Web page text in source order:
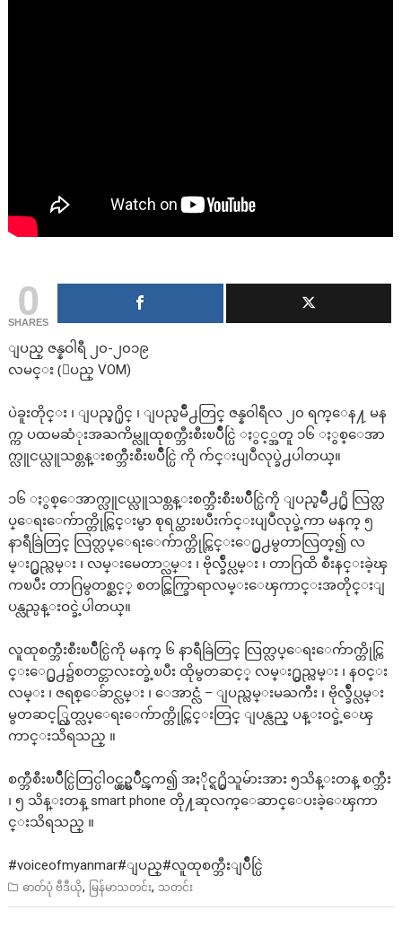
0
SHARES
ျပည္ ဇန္နဝါရီ ၂၀-၂၀၁၉
လမင္း (ျပည္ VOM)
ပဲခူးတိုင္း ၊ ျပည္ခ႐ိုင္ ၊ ျပည္ၿမိဳ႕တြင္ ဇန္နဝါရီလ ၂၀ ရက္ေန႔ မန
က္က ပထမဆံုးအႀကိမ္လူထုစက္ဘီးစီးၿပိဳင္ပြဲ ႏွင့္အတူ ၁၆ ႏွစ္ေအာ
က္လူငယ္လူသစ္တန္းစက္ဘီးစီးၿပိဳင္ပြဲ ကို က်င္းပျပဳလုပ္ခဲ႕ပါတယ္။
၁၆ ႏွစ္ေအာက္လူငယ္လူသစ္တန္းစက္ဘီးစီးၿပိဳင္ပြဲကို ျပည္ၿမိဳ႕႐ွိ လြတ္လ
ပ္ေရးေက်ာက္တိုင္ကြင္းမွာ စုရပ္ထားၿပီးက်င္းပျပဳလုပ္ခဲ့ကာ မနက္ ၅
နာရီခြဲတြင္ လြတ္လပ္ေရးေက်ာက္တိုင္ကြင္းေ႐ွ႕မွတာလြတ္၍ လ
မ္း႐ွည္လမ္း ၊ လမ္းမေတာ္လမ္း ၊ ဗိုလ္ခ်ဳပ္လမ္း ၊ တာဂြထိ စီးနင္းခဲ့ၾ
ကၿပီး တာဂြမွတစ္ဆင့္ စတင္ထြက္ခြာရာလမ္းေၾကာင္းအတိုင္းျ
ပန္လည္ပန္းဝင္ခဲ့ပါတယ္။
လူထုစက္ဘီးစီးၿပိဳင္ပြဲကို မနက္ ၆ နာရီခြဲတြင္ လြတ္လပ္ေရးေက်ာက္တိုင္ကြ
င္းေ႐ွ႕၌စတင္တာလႊတ္ခဲ့ၿပီး ထိုမွတဆင့္ လမ္း႐ွည္လမ္း ၊ နဝင္း
လမ္း ၊ ဇရစ္ေခ်ာင္လမ္း ၊ ေအာင္လံ – ျပည္လမ္းမႀကီး ၊ ဗိုလ္ခ်ဳပ္လမ္း
မွတဆင့္လြတ္လပ္ေရးေက်ာက္တိုင္ကြင္းတြင္ ျပန္လည္ ပန္းဝင္ခဲ့ေၾ
ကာင္းသိရသည္ ။
စက္ဘီစီးၿပိဳင္ပြဲတြင္ပါဝင္ယွဥ္ၿပိဳင္ၾက၍ အႏိုင္ရ႐ွိသူမ်ားအား ၅သိန္းတန္ စက္ဘီး
၊ ၅ သိန္းတန္ smart phone တို႔ဆုလက္ေဆာင္ေပးခဲ့ေၾကာ
င္းသိရသည္ ။
#voiceofmyanmar#ျပည္#လူထုစက္ဘီးျပိဳင္ပြဲ
ဓာတ်ပုံ ဗီဒီယို, မြန်မာသတင်း, သတင်း